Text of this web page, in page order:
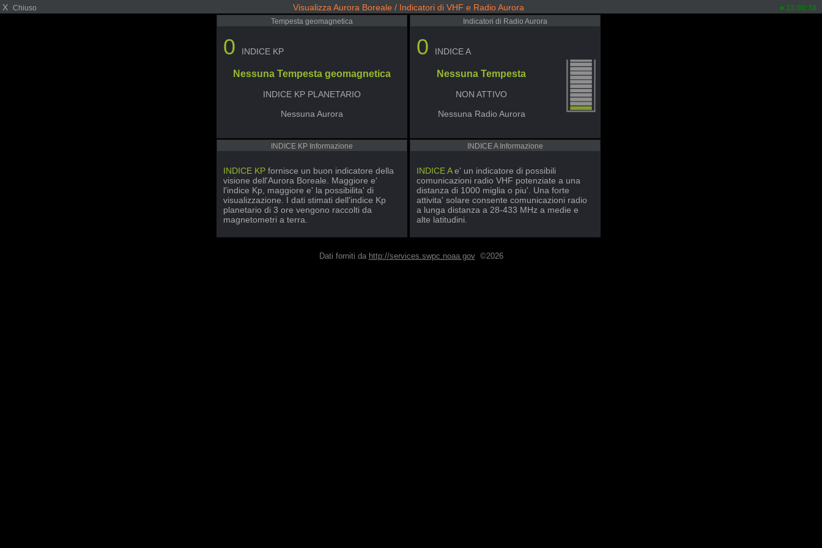
X Chiuso Visualizza Aurora Boreale / Indicatori di VHF e Radio Aurora 13:00:38
Tempesta geomagnetica
0 INDICE KP
Nessuna Tempesta geomagnetica
INDICE KP PLANETARIO
Nessuna Aurora
Indicatori di Radio Aurora
0 INDICE A
Nessuna Tempesta
NON ATTIVO
Nessuna Radio Aurora
INDICE KP Informazione
INDICE KP fornisce un buon indicatore della
visione dell'Aurora Boreale. Maggiore e'
l'indice Kp, maggiore e' la possibilita' di
visualizzazione. I dati stimati dell'indice Kp
planetario di 3 ore vengono raccolti da
magnetometri a terra.
INDICE A Informazione
INDICE Ae' un indicatore di possibili
comunicazioni radio VHF potenziate a una
distanza di 1000 miglia o piu'. Una forte
attivita' solare consente comunicazioni radio
a lunga distanza a 28-433 MHz a medie e
alte latitudini.
Dati forniti da http://services.swpc.noaa.gov©2026